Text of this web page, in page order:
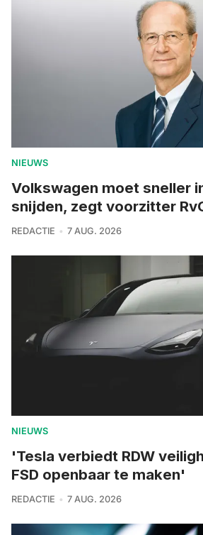
NIEUWS
Volkswagen moet sneller
snijden, zegt voorzitter
REDACTIE 7 AUG. 2026
NIEUWS
'Tesla verbiedt RDW
FSD openbaar te maken'
REDACTIE 7 AUG. 2026